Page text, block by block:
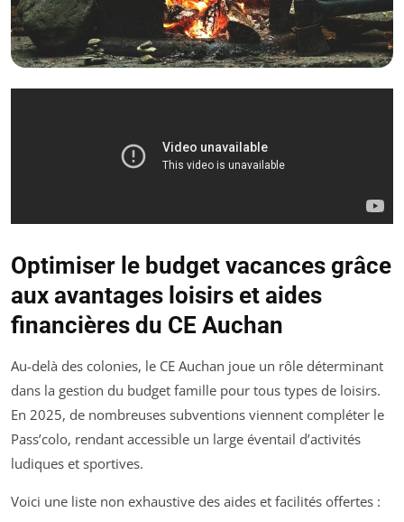
Optimiser le budget vacances grâce
aux avantages loisirs et aides
financières du CE Auchan
Au-delà des colonies, le CE Auchan joue un rôle déterminant
dans la gestion du budget famille pour tous types de loisirs.
En 2025, de nombreuses subventions viennent compléter le
Pass’colo, rendant accessible un large éventail d’activités
ludiques et sportives.
Voici une liste non exhaustive des aides et facilités offertes :